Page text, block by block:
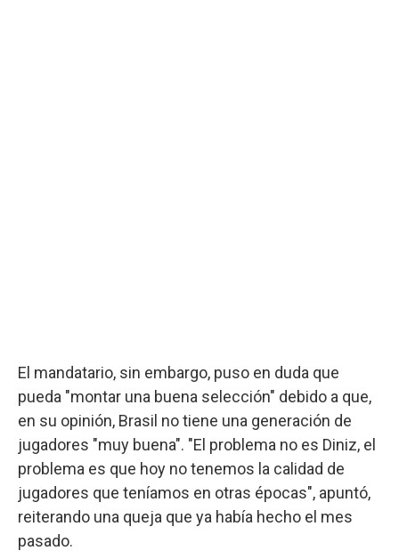
El mandatario, sin embargo, puso en duda que
pueda "montar una buena selección" debido a que,
en su opinión, Brasil no tiene una generación de
jugadores "muy buena". "El problema no es Diniz, el
problema es que hoy no tenemos la calidad de
jugadores que teníamos en otras épocas", apuntó,
reiterando una queja que ya había hecho el mes
pasado.